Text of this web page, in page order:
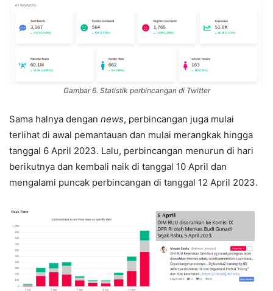
Gambar 6. Statistik perbincangan di Twitter
Sama halnya dengan news, perbincangan juga mulai
terlihat di awal pemantauan dan mulai merangkak hingga
tanggal 6 April 2023. Lalu, perbincangan menurun di hari
berikutnya dan kembali naik di tanggal 10 April dan
mengalami puncak perbincangan di tanggal 12 April 2023.